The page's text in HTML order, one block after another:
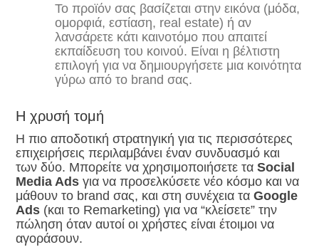
Το προϊόν σας βασίζεται στην εικόνα (μόδα,
ομορφιά, εστίαση, real estate) ή αν
λανσάρετε κάτι καινοτόμο που απαιτεί
εκπαίδευση του κοινού. Είναι η βέλτιστη
επιλογή για να δημιουργήσετε μια κοινότητα
γύρω από το brand σας.
Η χρυσή τομή
Η πιο αποδοτική στρατηγική για τις περισσότερες
επιχειρήσεις περιλαμβάνει έναν συνδυασμό και
των δύο. Μπορείτε να χρησιμοποιήσετε ταSocial
Media Ads για να προσελκύσετε νέο κόσμο και να
μάθουν το brand σας, και στη συνέχεια ταGoogle
Ads (και το Remarketing) για να “κλείσετε” την
πώληση όταν αυτοί οι χρήστες είναι έτοιμοι να
αγοράσουν.